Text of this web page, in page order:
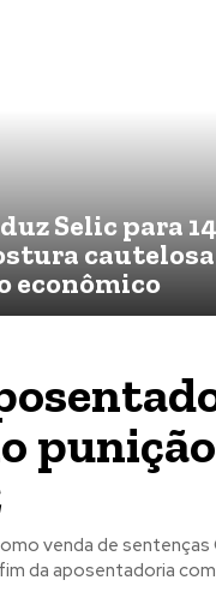
Selic para
cautelosa
econômico
punição
venda de sentenças
da aposentadoria